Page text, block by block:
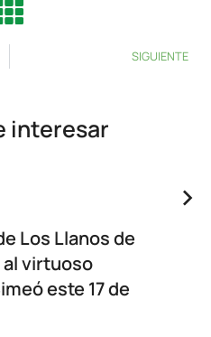
SIGUIENTE
interesar
Los Llanos de
al virtuoso
este 17 de